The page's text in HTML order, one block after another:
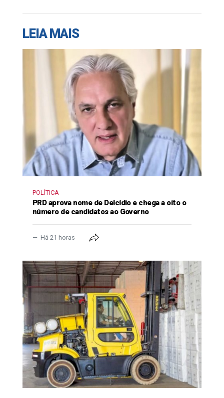
LEIA MAIS
POLÍTICA
PRD aprova nome de Delcídio e chega a oito o
número de candidatos ao Governo
Há 21 horas